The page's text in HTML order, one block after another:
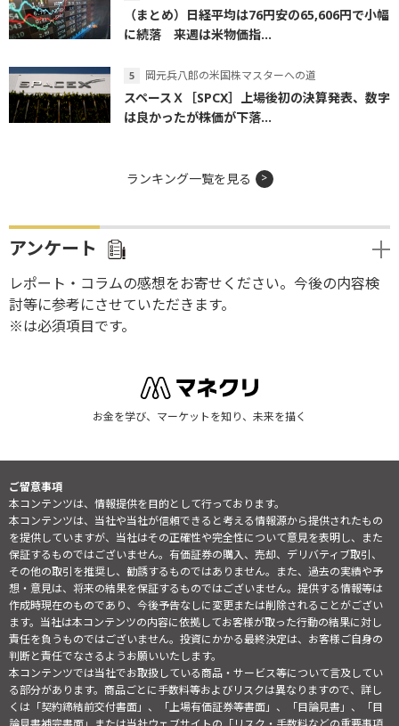
（まとめ）日経平均は76円安の65,606円で小幅
に続落 来週は米物価指...
岡元兵八郎の米国株マスターへの道
スペースＸ［SPCX］上場後初の決算発表、数字
は良かったが株価が下落...
ランキング一覧を見る
アンケート
レポート・コラムの感想をお寄せください。今後の内容検
討等に参考にさせていただきます。
※は必須項目です。
お金を学び、マーケットを知り、未来を描く
ご留意事項
本コンテンツは、情報提供を目的として行っております。
本コンテンツは、当社や当社が信頼できると考える情報源から提供されたもの
を提供していますが、当社はその正確性や完全性について意見を表明し、また
保証するものではございません。有価証券の購入、売却、デリバティブ取引、
その他の取引を推奨し、勧誘するものではありません。また、過去の実績や予
想・意見は、将来の結果を保証するものではございません。提供する情報等は
作成時現在のものであり、今後予告なしに変更または削除されることがござい
ます。当社は本コンテンツの内容に依拠してお客様が取った行動の結果に対し
責任を負うものではございません。投資にかかる最終決定は、お客様ご自身の
判断と責任でなさるようお願いいたします。
本コンテンツでは当社でお取扱している商品・サービス等について言及してい
る部分があります。商品ごとに手数料等およびリスクは異なりますので、詳し
くは「契約締結前交付書面」、「上場有価証券等書面」、「目論見書」、「目